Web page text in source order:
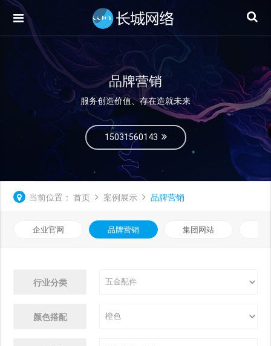
品牌营销
服务创造价值、存在造就未来
15031560143
当前位置： 首页 案例展示 品牌营销
企业官网 品牌营销 集团网站
行业分类
颜色搭配